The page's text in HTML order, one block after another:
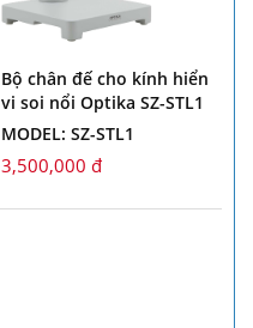
Bộ chân đế cho kính hiển
vi soi nổi Optika SZ-STL1
MODEL: SZ-STL1
3,500,000 đ